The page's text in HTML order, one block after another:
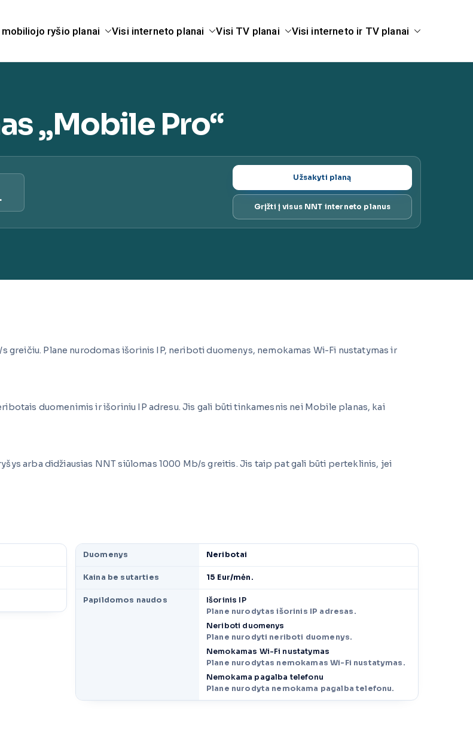
paslaugų planai |
ryšio planai Visi interneto planai Visi TV planai Visi interneto ir TV planai
„Mobile Pro“
Užsakyti planą
Grįžti į visus NNT interneto planus
Plane nurodomas išorinis IP, neriboti duomenys, nemokamas Wi-Fi nustatymas ir
duomenimis ir išoriniu IP adresu. Jis gali būti tinkamesnis nei Mobile planas, kai
arba didžiausias NNT siūlomas 1000 Mb/s greitis. Jis taip pat gali būti perteklinis, jei
Duomenys Neribotai
Kaina be sutarties 15 Eur/mėn.
Papildomos naudos
Išorinis IP
Plane nurodytas išorinis IP adresas.
Neriboti duomenys
Plane nurodyti neriboti duomenys.
Nemokamas Wi-Fi nustatymas
Plane nurodytas nemokamas Wi-Fi nustatymas.
Nemokama pagalba telefonu
Plane nurodyta nemokama pagalba telefonu.